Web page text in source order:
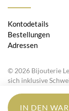
IN DEN
Kontodetails
Bestellungen
Adressen
© 2026 Bijouterie
sich inklusive